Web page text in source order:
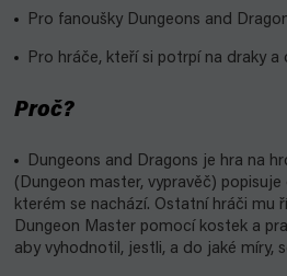
Pro fanoušky Dungeons and
Pro hráče, kteří si potrpí na draky
Proč?
Dungeons and Dragons je hra na
(Dungeon master, vypravěč)
kterém se nachází. Ostatní hráči mu
Dungeon Master pomocí kostek a
aby vyhodnotil, jestli, a do jaké míry,